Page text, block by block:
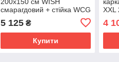
смарагдовий + стійка WCG
5 125₴
Купити
XXL
4